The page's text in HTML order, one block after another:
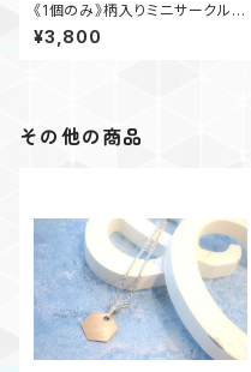
《1個のみ》柄入りミニサークルチ
ェーンネックレス(ブラック)
¥3,800
その他の商品